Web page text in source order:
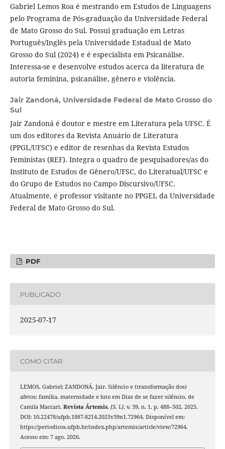
Gabriel Lemos Roa é mestrando em Estudos de Linguagens
pelo Programa de Pós-graduação da Universidade Federal
de Mato Grosso do Sul. Possui graduação em Letras
Português/Inglês pela Universidade Estadual de Mato
Grosso do Sul (2024) e é especialista em Psicanálise.
Interessa-se e desenvolve estudos acerca da literatura de
autoria feminina, psicanálise, gênero e violência.
Jair Zandoná, Universidade Federal de Mato Grosso do
Sul
Jair Zandoná é doutor e mestre em Literatura pela UFSC. É
um dos editores da Revista Anuário de Literatura
(PPGL/UFSC) e editor de resenhas da Revista Estudos
Feministas (REF). Integra o quadro de pesquisadores/as do
Instituto de Estudos de Gênero/UFSC, do Literatual/UFSC e
do Grupo de Estudos no Campo Discursivo/UFSC.
Atualmente, é professor visitante no PPGEL da Universidade
Federal de Mato Grosso do Sul.
PDF
PUBLICADO
2025-07-17
COMO CITAR
LEMOS, Gabriel; ZANDONÁ, Jair. Silêncio e (transformação dos)
afetos: família, maternidade e luto em Dias de se fazer silêncio, de
Camila Maccari. Revista Ártemis, [S. l.], v. 39, n. 1, p. 488–502, 2025.
DOI: 10.22478/ufpb.1887-8214.2025v39n1.72964. Disponível em:
https://periodicos.ufpb.br/index.php/artemis/article/view/72964.
Acesso em: 7 ago. 2026.